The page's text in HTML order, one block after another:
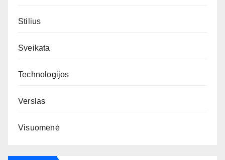
Stilius
Sveikata
Technologijos
Verslas
Visuomenė